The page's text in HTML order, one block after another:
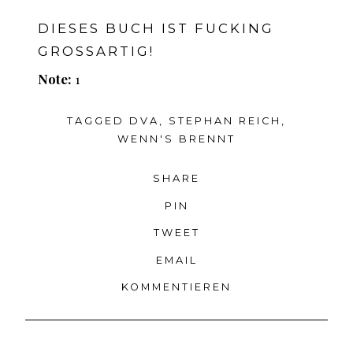
DIESES BUCH IST FUCKING
GROSSARTIG!
Note: 1
TAGGED DVA STEPHAN REICH
WENN'S BRENNT
SHARE
PIN
TWEET
EMAIL
KOMMENTIEREN